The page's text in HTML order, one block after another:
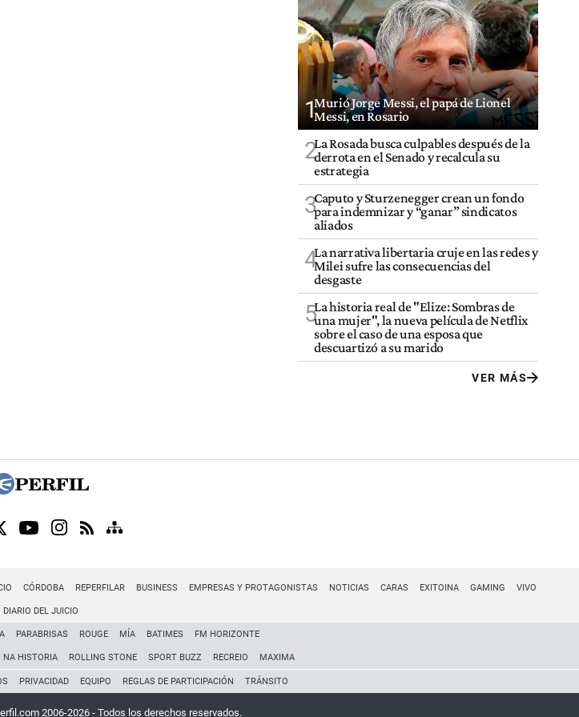
1Murió Jorge Messi, el papá de Lionel
Messi, en Rosario
2La Rosada busca culpables después de la
derrota en el Senado y recalcula su
estrategia
3Caputo y Sturzenegger crean un fondo
para indemnizar y “ganar” sindicatos
aliados
4La narrativa libertaria cruje en las redes y
Milei sufre las consecuencias del
desgaste
5La historia real de "Elize: Sombras de
una mujer", la nueva película de Netflix
sobre el caso de una esposa que
descuartizó a su marido
VER MÁS
CÓRDOBA REPERFILAR BUSINESS EMPRESAS Y PROTAGONISTAS NOTICIAS CARAS EXITOINA GAMING VIVO
DIARIO DEL JUICIO
PARABRISAS ROUGE MÍA BATIMES FM HORIZONTE
NA HISTORIA ROLLING STONE SPORT BUZZ RECREIO MAXIMA
PRIVACIDAD EQUIPO REGLAS DE PARTICIPACIÓN TRÁNSITO
2006-2026 - Todos los derechos reservados.